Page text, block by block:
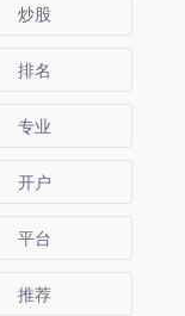
炒股
排名
专业
开户
平台
推荐